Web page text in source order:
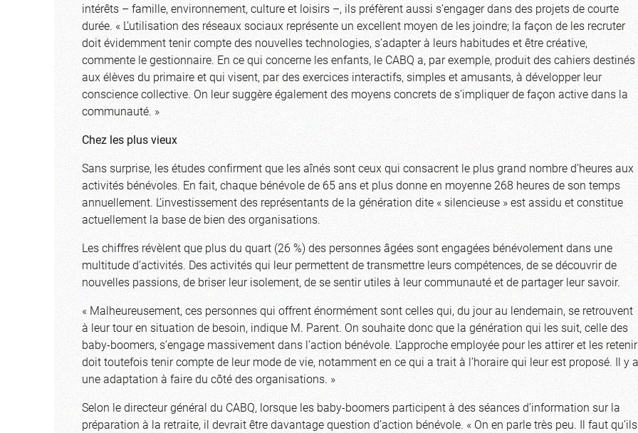
intérêts – famille, environnement, culture et loisirs –, ils préfèrent aussi s’engager dans des projets de courte
durée. « L’utilisation des réseaux sociaux représente un excellent moyen de les joindre; la façon de les recruter
doit évidemment tenir compte des nouvelles technologies, s’adapter à leurs habitudes et être créative,
commente le gestionnaire. En ce qui concerne les enfants, le CABQ a, par exemple, produit des cahiers destinés
aux élèves du primaire et qui visent, par des exercices interactifs, simples et amusants, à développer leur
conscience collective. On leur suggère également des moyens concrets de s’impliquer de façon active dans la
communauté. »
Chez les plus vieux
Sans surprise, les études confirment que les aînés sont ceux qui consacrent le plus grand nombre d’heures aux
activités bénévoles. En fait, chaque bénévole de 65 ans et plus donne en moyenne 268 heures de son temps
annuellement. L’investissement des représentants de la génération dite « silencieuse » est assidu et constitue
actuellement la base de bien des organisations.
Les chiffres révèlent que plus du quart (26 %) des personnes âgées sont engagées bénévolement dans une
multitude d’activités. Des activités qui leur permettent de transmettre leurs compétences, de se découvrir de
nouvelles passions, de briser leur isolement, de se sentir utiles à leur communauté et de partager leur savoir.
« Malheureusement, ces personnes qui offrent énormément sont celles qui, du jour au lendemain, se retrouvent
à leur tour en situation de besoin, indique M. Parent. On souhaite donc que la génération qui les suit, celle des
baby-boomers, s’engage massivement dans l’action bénévole. L’approche employée pour les attirer et les retenir
doit toutefois tenir compte de leur mode de vie, notamment en ce qui a trait à l’horaire qui leur est proposé. Il y a
une adaptation à faire du côté des organisations. »
Selon le directeur général du CABQ, lorsque les baby-boomers participent à des séances d’information sur la
préparation à la retraite, il devrait être davantage question d’action bénévole. « On en parle très peu. Il faut qu’ils